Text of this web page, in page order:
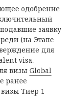
одобрение
заявку
(на Этапе
для
visa.
визы Global
ранее
Тиер 1